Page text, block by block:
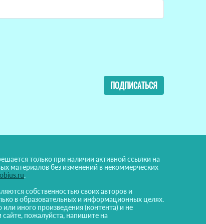
ПОДПИСАТЬСЯ
только при наличии активной ссылки на
материалов без изменений в некоммерческих
.
собственностью своих авторов и
в образовательных и информационных целях.
иного произведения (контента) и не
пожалуйста, напишите на